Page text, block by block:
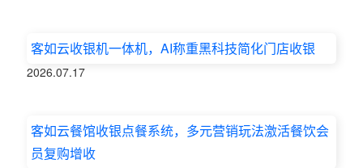
客如云收银机一体机，AI称重黑科技简化门店收银
2026.07.17
客如云餐馆收银点餐系统，多元营销玩法激活餐饮会
员复购增收